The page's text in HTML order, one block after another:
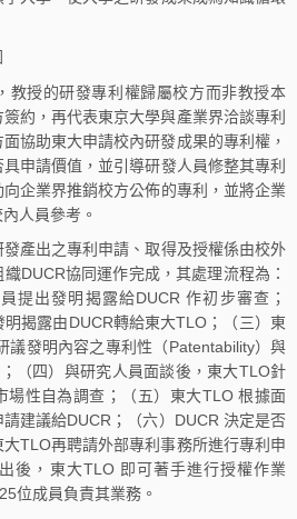
授的研發專利權歸屬校方而非教授本
約，再代表東京大學與產業界洽談專利
協助東大申請校內研發成果的專利權，
申請價值，並引導研發人員修整其專利
企業界推銷校方公佈的專利，並將企業
人員參考。
出之專利申請、取得及授權係由校外
DUCR協同運作完成，其處理流程為：
提出發明揭露給DUCR 作初步審查；
明揭露由DUCR轉給東大TLO；（三）東
議發明內容之專利性（Patentability）與
（四）與研究人員面談後，東大TLO針
場性自為調查；（五）東大TLO 根據面
建議給DUCR；（六）DUCR 決定是否
TLO再聘請外部專利事務所進行專利申
後，東大TLO 即可著手進行授權作業
位成員負責其業務。